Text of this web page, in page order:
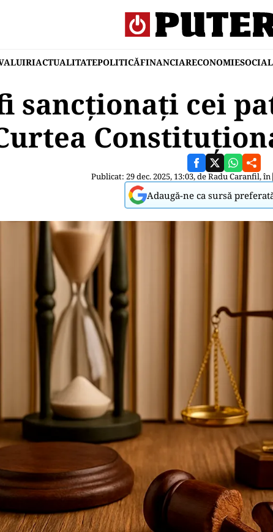
ACTUALITATEPOLITICĂFINANCIARECONOMIESOCIAL
sancționați cei
Publicat: 29 dec. 2025, 13:03, deRadu Caranfil, în
Adaugă-ne ca sursă